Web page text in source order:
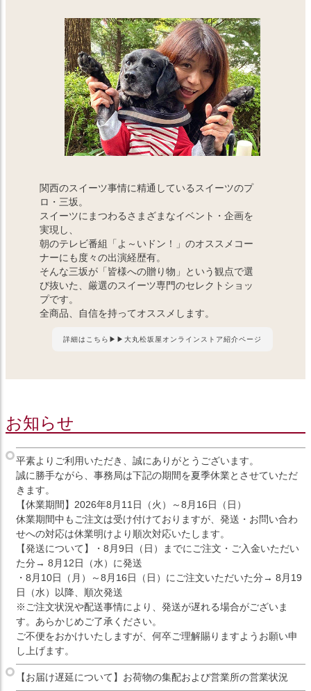
関西のスイーツ事情に精通しているスイーツのプ
ロ・三坂。
スイーツにまつわるさまざまなイベント・企画を
実現し、
朝のテレビ番組「よ～いドン！」のオススメコー
ナーにも度々の出演経歴有。
そんな三坂が「皆様への贈り物」という観点で選
び抜いた、厳選のスイーツ専門のセレクトショッ
プです。
全商品、自信を持ってオススメします。
詳細はこちら▶▶大丸松坂屋オンラインストア紹介ページ
お知らせ
平素よりご利用いただき、誠にありがとうございます。
誠に勝手ながら、事務局は下記の期間を夏季休業とさせていただ
きます。
【休業期間】2026年8月11日（火）～8月16日（日）
休業期間中もご注文は受け付けておりますが、発送・お問い合わ
せへの対応は休業明けより順次対応いたします。
【発送について】・8月9日（日）までにご注文・ご入金いただい
た分→ 8月12日（水）に発送
・8月10日（月）～8月16日（日）にご注文いただいた分→ 8月19
日（水）以降、順次発送
※ご注文状況や配送事情により、発送が遅れる場合がございま
す。あらかじめご了承ください。
ご不便をおかけいたしますが、何卒ご理解賜りますようお願い申
し上げます。
【お届け遅延について】お荷物の集配および営業所の営業状況